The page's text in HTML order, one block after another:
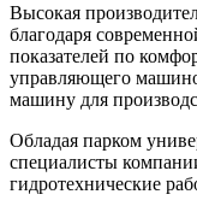
Высокая
благодаря
показателей по
управляющего
машину для
Обладая парком
специалисты
гидротехнические